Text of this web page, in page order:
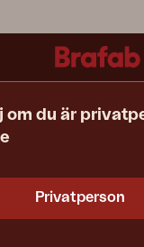
om du är
Privatperson